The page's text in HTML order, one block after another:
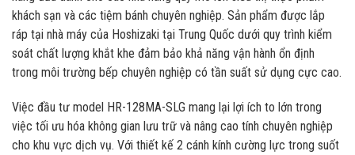
khách sạn và các tiệm bánh chuyên nghiệp. Sản phẩm được lắp
ráp tại nhà máy của Hoshizaki tại Trung Quốc dưới quy trình kiểm
soát chất lượng khắt khe đảm bảo khả năng vận hành ổn định
trong môi trường bếp chuyên nghiệp có tần suất sử dụng cực cao.
Việc đầu tư model HR-128MA-SLG mang lại lợi ích to lớn trong
việc tối ưu hóa không gian lưu trữ và nâng cao tính chuyên nghiệp
cho khu vực dịch vụ. Với thiết kế 2 cánh kính cường lực trong suốt